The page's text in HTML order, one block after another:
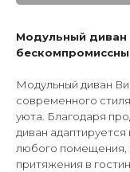
Модульный диван
Модульный диван
современного
уюта. Благодаря
диван
любого помещения,
притяжения в